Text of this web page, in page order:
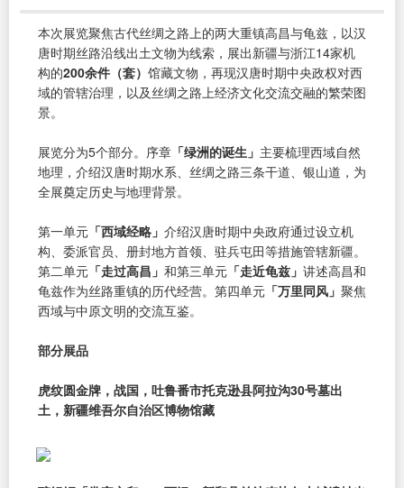
本次展览聚焦古代丝绸之路上的两大重镇高昌与龟兹，以汉
唐时期丝路沿线出土文物为线索，展出新疆与浙江14家机
构的200余件（套） 馆藏文物，再现汉唐时期中央政权对西
域的管辖治理，以及丝绸之路上经济文化交流交融的繁荣图
景。
展览分为5个部分。序章 「绿洲的诞生」 主要梳理西域自然
地理，介绍汉唐时期水系、丝绸之路三条干道、银山道，为
全展奠定历史与地理背景。
第一单元 「西域经略」 介绍汉唐时期中央政府通过设立机
构、委派官员、册封地方首领、驻兵屯田等措施管辖新疆。
第二单元 「走过高昌」 和第三单元 「走近龟兹」 讲述高昌和
龟兹作为丝路重镇的历代经营。第四单元 「万里同风」 聚焦
西域与中原文明的交流互鉴。
部分展品
虎纹圆金牌，战国，吐鲁番市托克逊县阿拉沟30号墓出
土，新疆维吾尔自治区博物馆藏